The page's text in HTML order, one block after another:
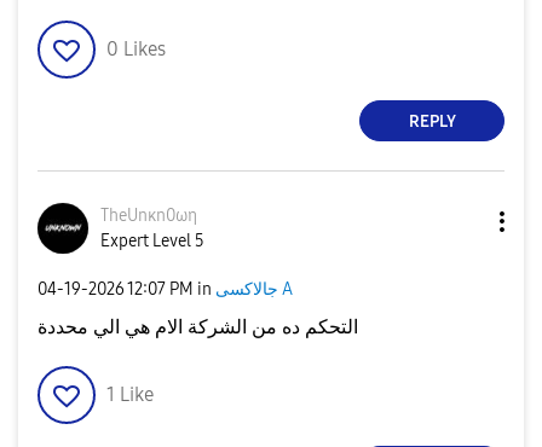
0 Likes
REPLY
TheUnκn0ωη
Expert Level 5
‎04-19-202612:07 PM in جالاكسى A
التحكم ده من الشركة الام هي الي محددة
1 Like